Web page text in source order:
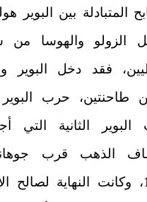
المتبادلة بين البوير
الزولو والهوسا من
فقد دخل البوير
طاحنتين، حرب البوير
الثانية التي
الذهب قرب
1886، وكانت النهاية لصالح